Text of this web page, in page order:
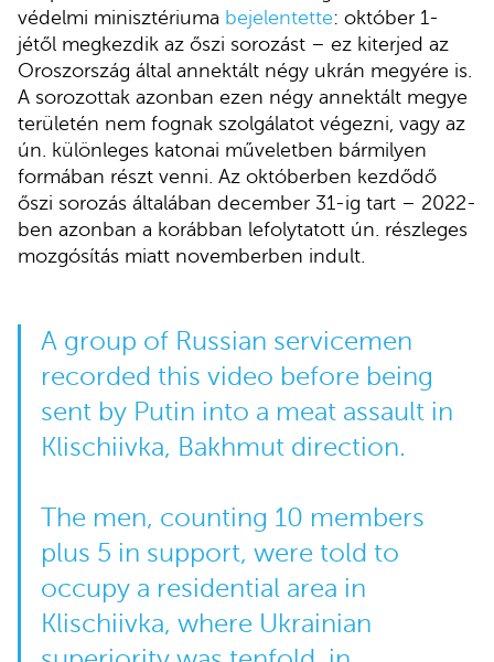
védelmi minisztériuma bejelentette: október 1-
jétől megkezdik az őszi sorozást – ez kiterjed az
Oroszország által annektált négy ukrán megyére is.
A sorozottak azonban ezen négy annektált megye
területén nem fognak szolgálatot végezni, vagy az
ún. különleges katonai műveletben bármilyen
formában részt venni. Az októberben kezdődő
őszi sorozás általában december 31-ig tart – 2022-
ben azonban a korábban lefolytatott ún. részleges
mozgósítás miatt novemberben indult.
A group of Russian servicemen
recorded this video before being
sent by Putin into a meat assault in
Klischiivka, Bakhmut direction.
The men, counting 10 members
plus 5 in support, were told to
occupy a residential area in
Klischiivka, where Ukrainian